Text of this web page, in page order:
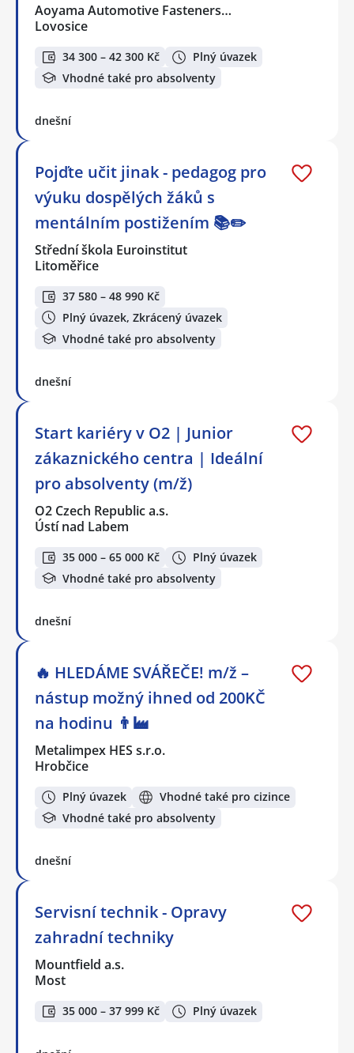
Aoyama Automotive Fasteners…
Lovosice
34 300 – 42 300 Kč
Plný úvazek
Vhodné také pro absolventy
dnešní
Pojďte učit jinak - pedagog pro
výuku dospělých žáků s
mentálním postižením 📚✏️
Střední škola Euroinstitut
Litoměřice
37 580 – 48 990 Kč
Plný úvazek, Zkrácený úvazek
Vhodné také pro absolventy
dnešní
Start kariéry v O2 | Junior
zákaznického centra | Ideální
pro absolventy (m/ž)
O2 Czech Republic a.s.
Ústí nad Labem
35 000 – 65 000 Kč
Plný úvazek
Vhodné také pro absolventy
dnešní
🔥 HLEDÁME SVÁŘEČE! m/ž –
nástup možný ihned od 200KČ
na hodinu 👨‍🏭
Metalimpex HES s.r.o.
Hrobčice
Plný úvazek
Vhodné také pro cizince
Vhodné také pro absolventy
dnešní
Servisní technik - Opravy
zahradní techniky
Mountfield a.s.
Most
35 000 – 37 999 Kč Plný úvazek